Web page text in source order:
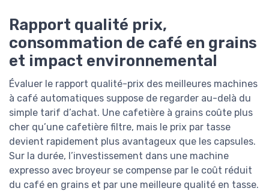
Rapport qualité prix,
consommation de café en grains
et impact environnemental
Évaluer le rapport qualité-prix des meilleures machines
à café automatiques suppose de regarder au-delà du
simple tarif d’achat. Une cafetière à grains coûte plus
cher qu’une cafetière filtre, mais le prix par tasse
devient rapidement plus avantageux que les capsules.
Sur la durée, l’investissement dans une machine
expresso avec broyeur se compense par le coût réduit
du café en grains et par une meilleure qualité en tasse.